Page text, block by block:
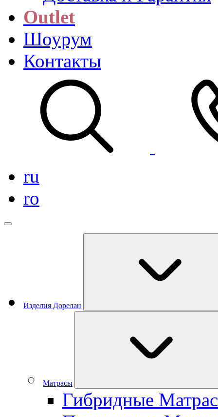
Outlet
Шоурум
Контакты
ru
ro
Изделия Дорелан
Матрасы
Гибридные